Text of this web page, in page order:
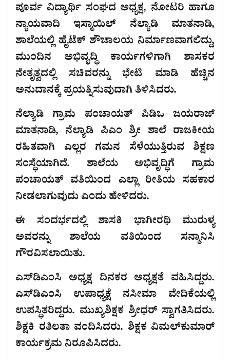
ಪೂರ್ವ ವಿದ್ಯಾರ್ಥಿ ಸಂಘದ ಅಧ್ಯಕ್ಷ, ನೋಟರಿ ಹಾಗೂ
ನ್ಯಾಯವಾದಿ ಇಸ್ಮಾಯಿಲ್ ನೆಲ್ಯಾಡಿ ಮಾತನಾಡಿ,
ಶಾಲೆಯಲ್ಲಿ ಹೈಟೆಕ್ ಶೌಚಾಲಯ ನಿರ್ಮಾಣವಾಗಲಿದ್ದು,
ಮುಂದಿನ ಅಭಿವೃದ್ಧಿ ಕಾರ್ಯಗಳಿಗಾಗಿ ಶಾಸಕರ
ನೇತೃತ್ವದಲ್ಲಿ ಸಚಿವರನ್ನು ಭೇಟಿ ಮಾಡಿ ಹೆಚ್ಚಿನ
ಅನುದಾನಕ್ಕೆ ಪ್ರಯತ್ನಿಸುವುದಾಗಿ ತಿಳಿಸಿದರು.
ನೆಲ್ಯಾಡಿ ಗ್ರಾಮ ಪಂಚಾಯತ್ ಪಿಡಿಒ ಜಯರಾಜ್
ಮಾತನಾಡಿ, ನೆಲ್ಯಾಡಿ ಪಿಎಂ ಶ್ರೀ ಶಾಲೆ ರಾಜಕೀಯ
ರಹಿತವಾಗಿ ಎಲ್ಲರ ಗಮನ ಸೆಳೆಯುತ್ತಿರುವ ಶಿಕ್ಷಣ
ಸಂಸ್ಥೆಯಾಗಿದೆ. ಶಾಲೆಯ ಅಭಿವೃದ್ಧಿಗೆ ಗ್ರಾಮ
ಪಂಚಾಯತ್ ವತಿಯಿಂದ ಎಲ್ಲಾ ರೀತಿಯ ಸಹಕಾರ
ನೀಡಲಾಗುವುದು ಎಂದು ಹೇಳಿದರು.
ಈ ಸಂದರ್ಭದಲ್ಲಿ ಶಾಸಕಿ ಭಾಗೀರಥಿ ಮುರುಳ್ಯ
ಅವರನ್ನು ಶಾಲೆಯ ವತಿಯಿಂದ ಸನ್ಮಾನಿಸಿ
ಗೌರವಿಸಲಾಯಿತು.
ಎಸ್‌ಡಿಎಂಸಿ ಅಧ್ಯಕ್ಷ ದಿನಕರ ಅಧ್ಯಕ್ಷತೆ ವಹಿಸಿದ್ದರು.
ಎಸ್‌ಡಿಎಂಸಿ ಉಪಾಧ್ಯಕ್ಷೆ ನಸೀಮಾ ವೇದಿಕೆಯಲ್ಲಿ
ಉಪಸ್ಥಿತರಿದ್ದರು. ಮುಖ್ಯಶಿಕ್ಷಕ ಶ್ರೀಧರ್ ಸ್ವಾಗತಿಸಿದರು.
ಶಿಕ್ಷಕಿ ರತಿಲತಾ ವಂದಿಸಿದರು. ಶಿಕ್ಷಕ ವಿಮಲ್‌ಕುಮಾರ್
ಕಾರ್ಯಕ್ರಮ ನಿರೂಪಿಸಿದರು.